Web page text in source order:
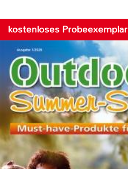
kostenloses Probeexemplar